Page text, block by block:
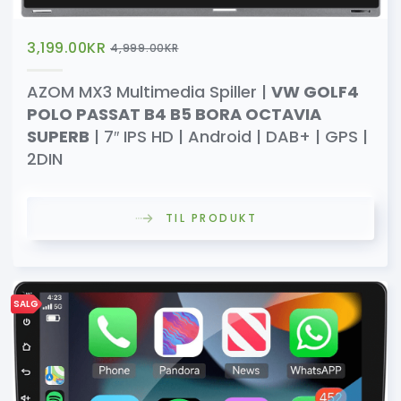
3,199.00KR 4,999.00KR
AZOM MX3 Multimedia Spiller | VW GOLF4
POLO PASSAT B4 B5 BORA OCTAVIA
SUPERB | 7″ IPS HD | Android | DAB+ | GPS |
2DIN
TIL PRODUKT
SALG